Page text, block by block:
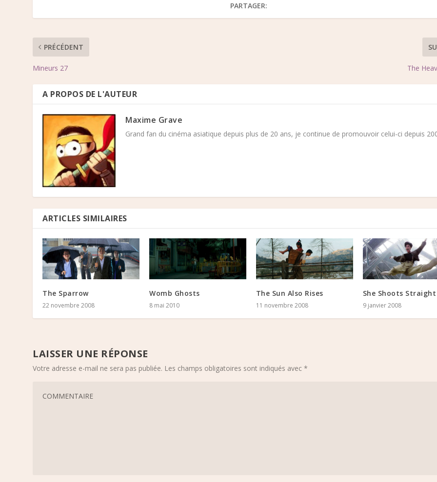
PARTAGER:
PRÉCÉDENT
Mineurs 27 The
A PROPOS DE L'AUTEUR
Maxime Grave
Grand fan du cinéma asiatique depuis plus de 20 ans, je continue de promouvoir celui-ci depuis
ARTICLES SIMILAIRES
The Sparrow
22 novembre 2008
Womb Ghosts
8 mai 2010
The Sun Also Rises
11 novembre 2008
She Shoots Straight
9 janvier 2008
LAISSER UNE RÉPONSE
Votre adresse e-mail ne sera pas publiée. Les champs obligatoires sont indiqués avec*